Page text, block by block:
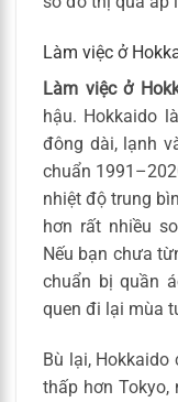
Làm việc ở
Làm việc ở
hậu. Hokkaido
đông dài, lạnh
chuẩn
nhiệt độ trung
hơn rất nhiều
Nếu bạn chưa
chuẩn bị quần
quen đi lại mùa
Bù lại,
thấp hơn Tokyo,